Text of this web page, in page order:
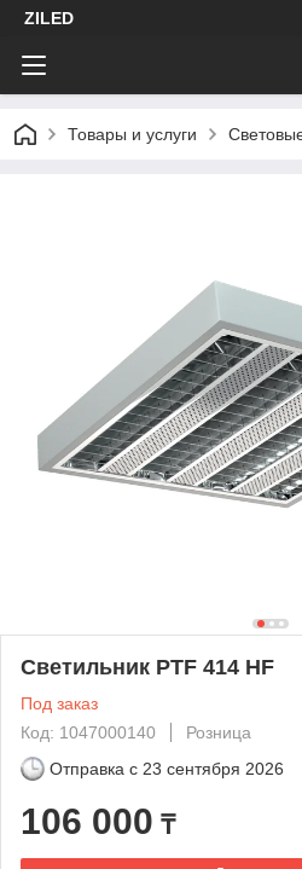
ZILED
Товары и услуги
Светильник PTF 414 HF
Под заказ
Код: 1047000140
Розница
Отправка с 23 сентября 2026
106 000 ₸